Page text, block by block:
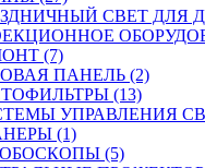
СВЕТ ДЛЯ
(7)
ПАНЕЛЬ (2)
(13)
УПРАВЛЕНИЯ
(1)
(5)